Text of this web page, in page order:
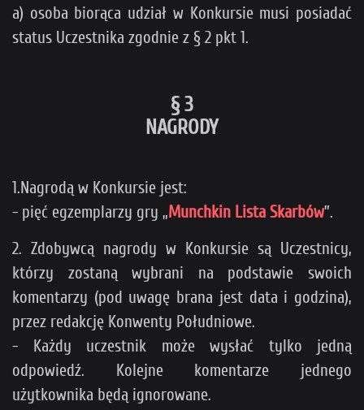
a) osoba biorąca udział w Konkursie musi posiadać
status Uczestnika zgodnie z § 2 pkt 1.
§ 3
NAGRODY
1.Nagrodą w Konkursie jest:
- pięć egzemplarzy gry „Munchkin Lista Skarbów”.
2. Zdobywcą nagrody w Konkursie są Uczestnicy,
którzy zostaną wybrani na podstawie swoich
komentarzy (pod uwagę brana jest data i godzina),
przez redakcję Konwenty Południowe.
- Każdy uczestnik może wysłać tylko jedną
odpowiedź. Kolejne komentarze jednego
użytkownika będą ignorowane.